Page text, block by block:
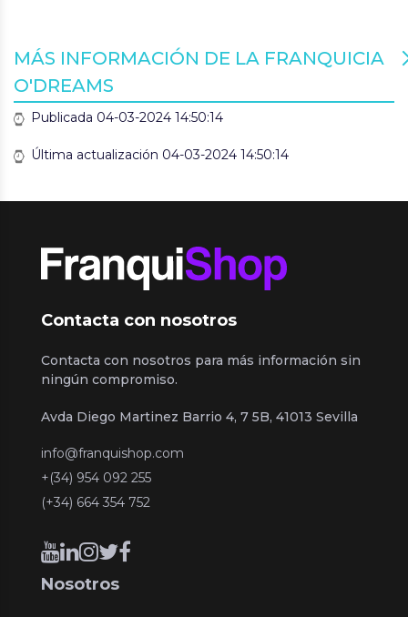
MÁS INFORMACIÓN DE LA FRANQUICIA
O'DREAMS
Publicada 04-03-2024 14:50:14
Última actualización 04-03-2024 14:50:14
Contacta con nosotros
Contacta con nosotros para más información sin
ningún compromiso.
Avda Diego Martinez Barrio 4, 7 5B, 41013 Sevilla
info@franquishop.com
+(34) 954 092 255
(+34) 664 354 752
Nosotros